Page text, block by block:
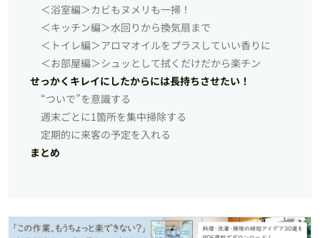
＜浴室編＞カビもヌメリも一掃！
＜キッチン編＞水回りから換気扇まで
＜トイレ編＞アロマオイルをプラスしていい香りに
＜お部屋編＞シュッとして拭くだけだから楽チン
せっかくキレイにしたからには長持ちさせたい！
“ついで”を意識する
週末ごとに1箇所を集中掃除する
定期的に来客の予定を入れる
まとめ